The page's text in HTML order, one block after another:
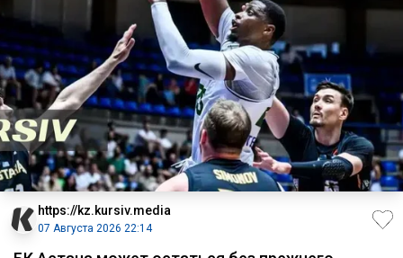
https://kz.kursiv.media
07 Августа 2026 22:14